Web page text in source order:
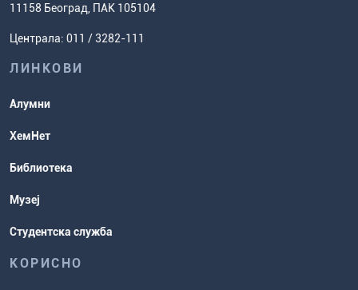
(ЕСПБ)
Усавршавање за наставнике
Повереник за равноправност
Студентске организације
рокови
испита
11158 Београд, ПАК 105104
Централа: 011 / 3282-111
ЛИНКОВИ
Алумни
ХемНет
Библиотека
Музеј
Студентска служба
КОРИСНО